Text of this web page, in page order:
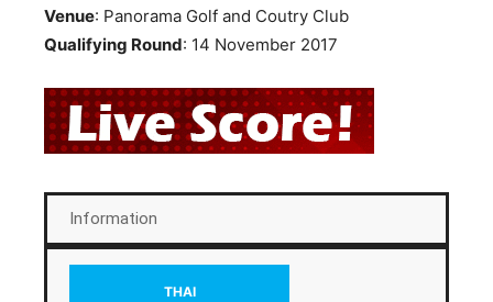
Venue: Panorama Golf and Coutry Club
Qualifying Round: 14 November 2017
Information
THAI